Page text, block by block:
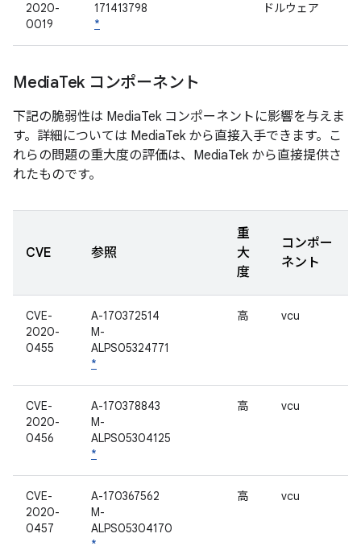
2020-
0019
171413798
*
ドルウェア
MediaTek コンポーネント
下記の脆弱性は MediaTek コンポーネントに影響を与えま
す。詳細については MediaTek から直接入手できます。こ
れらの問題の重大度の評価は、MediaTek から直接提供さ
れたものです。
CVE 参照
重
大
度
コンポー
ネント
CVE-
2020-
0455
A-170372514
M-
ALPS05324771
*
高 vcu
CVE-
2020-
0456
A-170378843
M-
ALPS05304125
*
高 vcu
CVE-
2020-
0457
A-170367562
M-
ALPS05304170
高 vcu